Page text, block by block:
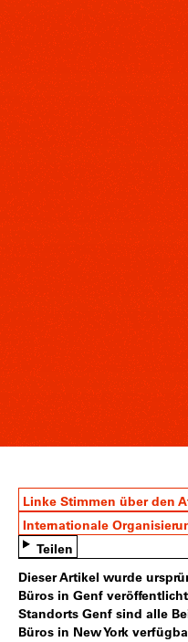
Linke Stimmen über den
Internationale
Teilen
Dieser Artikel wurde
Büros in Genf
Standorts Genf sind alle
Büros in New York